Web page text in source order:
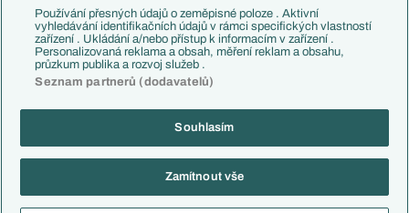
Juventus FC
Bayern Mnichov
FC Barcelona
Real Madrid
Copyright © 2001-2026 EuroFotbal.cz. Využíváme zpravodajství ČTK.
Informace o zpracování osobních údajů
Používání přesných údajů o zeměpisné poloze . Aktivní
vyhledávání identifikačních údajů v rámci specifických vlastností
zařízení . Ukládání a/nebo přístup k informacím v zařízení .
Personalizovaná reklama a obsah, měření reklam a obsahu,
průzkum publika a rozvoj služeb .
Seznam partnerů (dodavatelů)
Souhlasím
Zamítnout vše